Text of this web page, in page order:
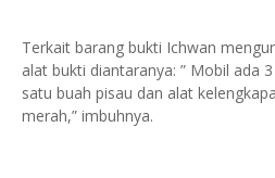
Terkait barang bukti Ichwan
alat bukti diantaranya: ” Mobil ada
satu buah pisau dan alat
merah,” imbuhnya.